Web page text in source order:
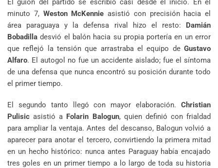
El guion del partido se escribió casi desde el inicio. En el
minuto 7, Weston McKennie asistió con precisión hacia el
área paraguaya y la defensa rival hizo el resto: Damián
Bobadilla desvió el balón hacia su propia portería en un error
que reflejó la tensión que arrastraba el equipo de Gustavo
Alfaro. El autogol no fue un accidente aislado; fue el síntoma
de una defensa que nunca encontró su posición durante todo
el primer tiempo.
El segundo tanto llegó con mayor elaboración. Christian
Pulisic asistió a Folarin Balogun, quien definió con frialdad
para ampliar la ventaja. Antes del descanso, Balogun volvió a
aparecer para anotar el tercero, convirtiendo la primera mitad
en un hecho histórico: nunca antes Paraguay había encajado
tres goles en un primer tiempo a lo largo de toda su historia